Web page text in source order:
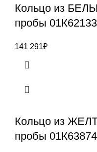
Кольцо из
пробы
141 291₽
Кольцо из
пробы